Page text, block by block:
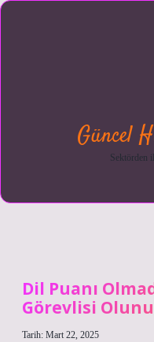
Güncel
Sektörden
Dil Puanı
Görevlisi
Tarih: Mart 22, 2025